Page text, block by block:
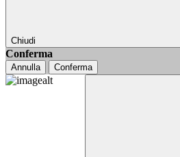
Chiudi
Conferma
Annulla Conferma